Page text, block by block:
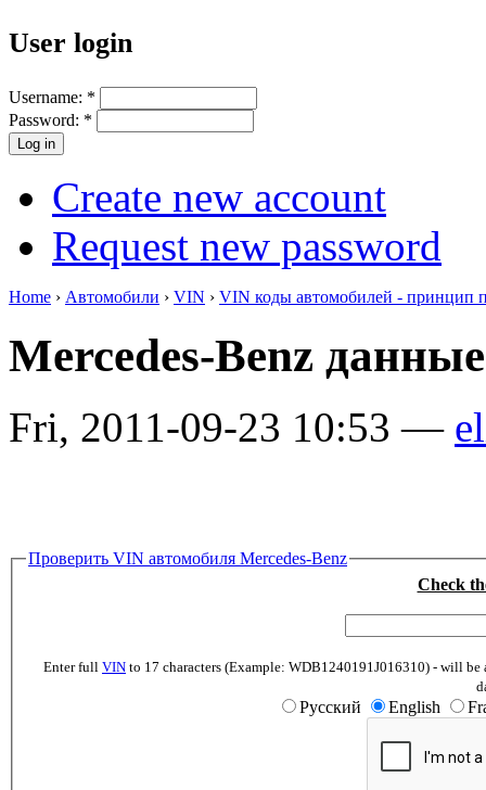
User login
Username: *
Password: *
Create new account
Request new password
Home › Автомобили › VIN › VIN коды автомобилей - принцип
Mercedes-Benz
Fri, 2011-09-23 10:53 —
Проверить VIN автомобиля Mercedes-Benz
Check
Enter full VIN to 17 characters (Example: WDB1240191J016310) - will
Русский English